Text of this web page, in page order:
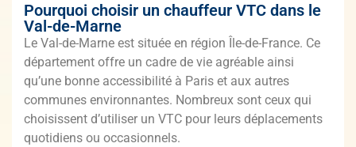
Pourquoi choisir un chauffeur VTC dans le
Val-de-Marne
Le Val-de-Marne est située en région Île-de-France. Ce
département offre un cadre de vie agréable ainsi
qu’une bonne accessibilité à Paris et aux autres
communes environnantes. Nombreux sont ceux qui
choisissent d’utiliser un VTC pour leurs déplacements
quotidiens ou occasionnels.